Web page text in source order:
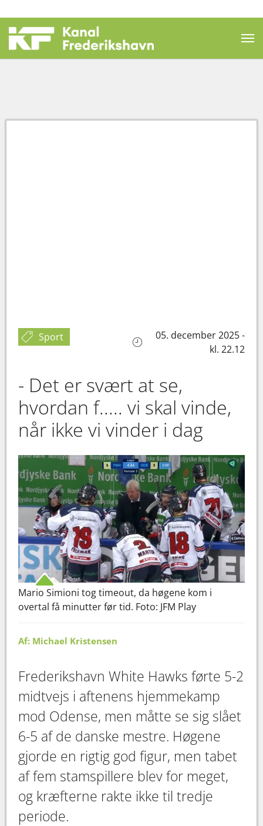
Sport
05. december 2025 -
kl. 22.12
- Det er svært at se,
hvordan f..... vi skal vinde,
når ikke vi vinder i dag
Mario Simioni tog timeout, da høgene kom i
overtal få minutter før tid. Foto: JFM Play
Af: Michael Kristensen
Frederikshavn White Hawks førte 5-2
midtvejs i aftenens hjemmekamp
mod Odense, men måtte se sig slået
6-5 af de danske mestre. Høgene
gjorde en rigtig god figur, men tabet
af fem stamspillere blev for meget,
og kræfterne rakte ikke til tredje
periode.